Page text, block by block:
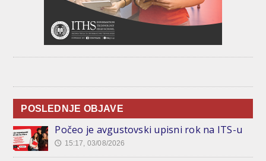
POSLEDNJE OBJAVE
Počeo je avgustovski upisni rok na ITS-u
🕔 15:17, 03/08/2026